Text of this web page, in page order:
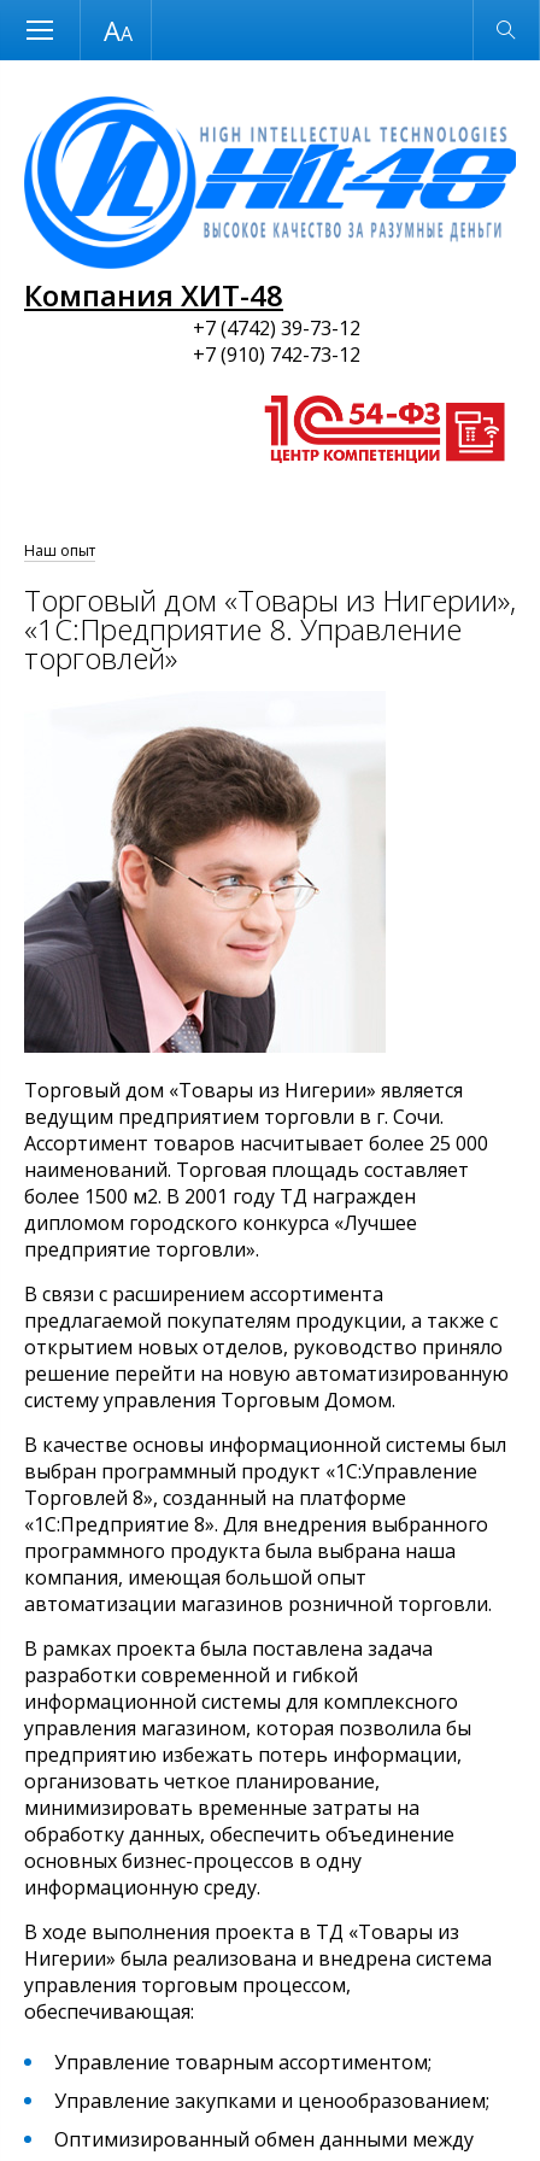
Размер шрифта Обычная версия
Компания ХИТ-48
+7 (4742) 39-73-12
+7 (910) 742-73-12
Наш опыт
Торговый дом «Товары из Нигерии»,
«1С:Предприятие 8. Управление
торговлей»
Торговый дом «Товары из Нигерии» является
ведущим предприятием торговли в г. Сочи.
Ассортимент товаров насчитывает более 25 000
наименований. Торговая площадь составляет
более 1500 м2. В 2001 году ТД награжден
дипломом городского конкурса «Лучшее
предприятие торговли».
В связи с расширением ассортимента
предлагаемой покупателям продукции, а также с
открытием новых отделов, руководство приняло
решение перейти на новую автоматизированную
систему управления Торговым Домом.
В качестве основы информационной системы был
выбран программный продукт «1С:Управление
Торговлей 8», созданный на платформе
«1С:Предприятие 8». Для внедрения выбранного
программного продукта была выбрана наша
компания, имеющая большой опыт
автоматизации магазинов розничной торговли.
В рамках проекта была поставлена задача
разработки современной и гибкой
информационной системы для комплексного
управления магазином, которая позволила бы
предприятию избежать потерь информации,
организовать четкое планирование,
минимизировать временные затраты на
обработку данных, обеспечить объединение
основных бизнес-процессов в одну
информационную среду.
В ходе выполнения проекта в ТД «Товары из
Нигерии» была реализована и внедрена система
управления торговым процессом,
обеспечивающая:
Управление товарным ассортиментом;
Управление закупками и ценообразованием;
Оптимизированный обмен данными между